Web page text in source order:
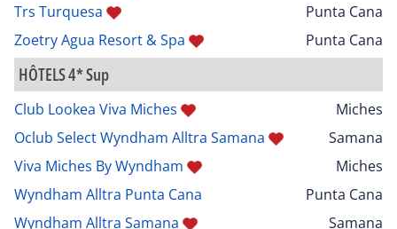
Trs Turquesa
Punta Cana
Zoetry Agua Resort & Spa
Punta Cana
HÔTELS 4* Sup
Club Lookea Viva Miches
Miches
Oclub Select Wyndham Alltra Samana
Samana
Viva Miches By Wyndham
Miches
Wyndham Alltra Punta Cana
Punta Cana
Wyndham Alltra Samana
Samana